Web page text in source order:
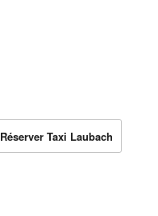
Réserver Taxi Laubach